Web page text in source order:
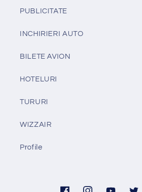
PUBLICITATE
INCHIRIERI AUTO
BILETE AVION
HOTELURI
TURURI
WIZZAIR
Profile